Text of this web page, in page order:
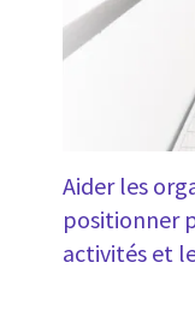
Aider les
positionner
activités et